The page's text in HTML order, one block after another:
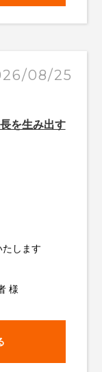
08/25
を生み出す
します
様